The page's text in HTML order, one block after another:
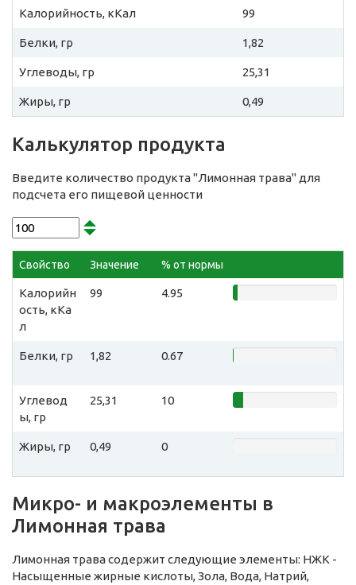
Калорийность, кКал 99
Белки, гр 1,82
Углеводы, гр 25,31
Жиры, гр 0,49
Калькулятор продукта
Введите количество продукта "Лимонная трава" для
подсчета его пищевой ценности
Свойство Значение % от нормы
Калорийн
ость, кКа
л
99 4.95
Белки, гр 1,82 0.67
Углевод
ы, гр
25,31 10
Жиры, гр 0,49 0
Микро- и макроэлементы в
Лимонная трава
Лимонная трава содержит следующие элементы: НЖК -
Насыщенные жирные кислоты, Зола, Вода, Натрий,